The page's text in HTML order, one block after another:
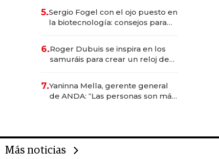
5.Sergio Fogel con el ojo puesto en
la biotecnología: consejos para
6.Roger Dubuis se inspira en los
samuráis para crear un reloj de
7.Yaninna Mella, gerente general
de ANDA: “Las personas son más
Más noticias